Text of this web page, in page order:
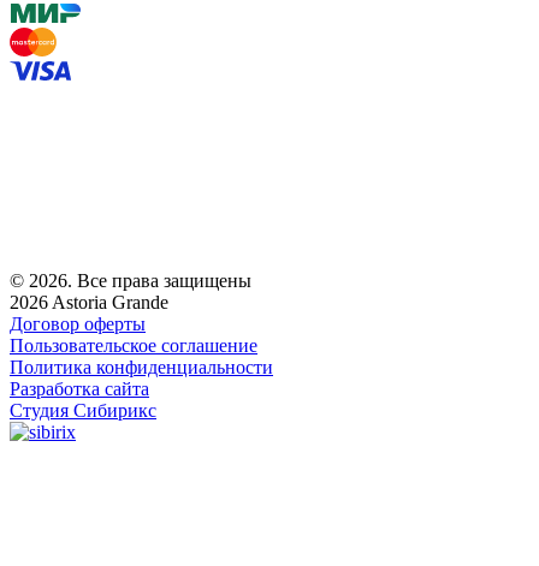
© 2026. Все права защищены
2026 Astoria Grande
Договор оферты
Пользовательское соглашение
Политика конфиденциальности
Разработка сайта
Студия Сибирикс